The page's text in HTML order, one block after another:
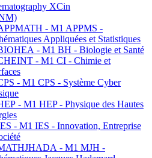
XCin
- M1 APPMS -
Appliquées et Statistiques
- M1 BH - Biologie et Santé
- M1 CI - Chimie et
- M1 CPS - Système Cyber
- M1 HEP - Physique des Hautes
- M1 IES - Innovation, Entreprise
- M1 MJH -